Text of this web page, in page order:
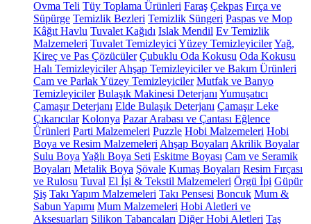
Ovma Teli Tüy Toplama Ürünleri Faraş Çekpas Fırça ve
Süpürge Temizlik Bezleri Temizlik Süngeri Paspas ve Mop
Kâğıt Havlu Tuvalet Kağıdı Islak Mendil Ev Temizlik
Malzemeleri Tuvalet Temizleyici Yüzey TemizleyicilerYağ,
Kireç ve Pas Çözücüler Çubuklu Oda Kokusu Oda Kokusu
Halı Temizleyiciler Ahşap Temizleyiciler ve Bakım Ürünleri
Cam ve Parlak Yüzey Temizleyiciler Mutfak ve Banyo
Temizleyiciler Bulaşık Makinesi Deterjanı Yumuşatıcı
Çamaşır Deterjanı Elde Bulaşık Deterjanı Çamaşır Leke
Çıkarıcılar Kolonya Pazar Arabası ve Çantası Eğlence
Ürünleri Parti Malzemeleri Puzzle Hobi Malzemeleri Hobi
Boya ve Resim Malzemeleri Ahşap Boyaları Akrilik Boyalar
Sulu Boya Yağlı Boya Seti Eskitme Boyası Cam ve Seramik
Boyaları Metalik Boya Şövale Kumaş Boyaları Resim Fırçası
ve Rulosu Tuval El İşi & Tekstil Malzemeleri Örgü İpi Güpür
Şiş Takı Yapım Malzemeleri Takı Pensesi Boncuk Mum &
Sabun Yapımı Mum Malzemeleri Hobi Aletleri ve
Aksesuarları Silikon Tabancaları Diğer Hobi Aletleri Taş